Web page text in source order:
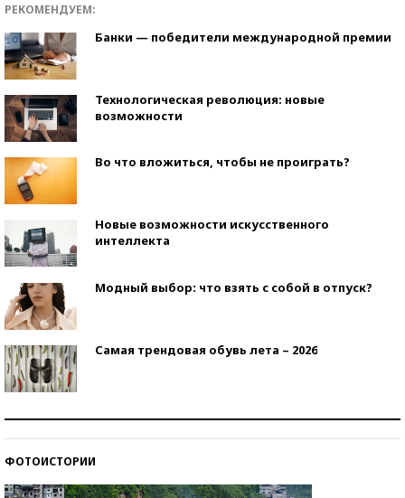
РЕКОМЕНДУЕМ:
Банки — победители международной премии
Технологическая революция: новые
возможности
Во что вложиться, чтобы не проиграть?
Новые возможности искусственного
интеллекта
Модный выбор: что взять с собой в отпуск?
Самая трендовая обувь лета – 2026
ФОТОИСТОРИИ